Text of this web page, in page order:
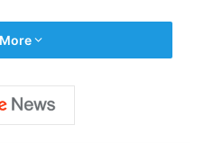
up gần Morgan Hill